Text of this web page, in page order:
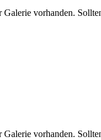
vorhanden.
vorhanden.